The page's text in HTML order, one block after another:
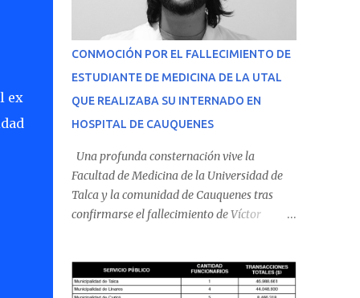
ex
CONMOCIÓN POR EL FALLECIMIENTO DE
ESTUDIANTE DE MEDICINA DE LA UTAL
QUE REALIZABA SU INTERNADO EN
HOSPITAL DE CAUQUENES
Una profunda consternación vive la
Facultad de Medicina de la Universidad de
Talca y la comunidad de Cauquenes tras
confirmarse el fallecimiento de Víctor
Cauquenes. De acuerdo con los antecedentes
conocidos, el joven se presentó a cumplir su